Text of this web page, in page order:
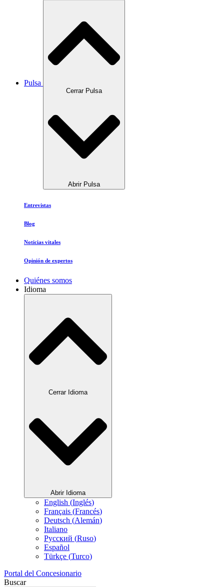
Pulsa
Cerrar Pulsa
Abrir Pulsa
Entrevistas
Blog
Noticias vitales
Opinión de expertos
Quiénes somos
Idioma
Cerrar Idioma
Abrir Idioma
English (Inglés)
Français (Francés)
Deutsch (Alemán)
Italiano
Русский (Ruso)
Español
Türkçe (Turco)
Portal del Concesionario
Buscar